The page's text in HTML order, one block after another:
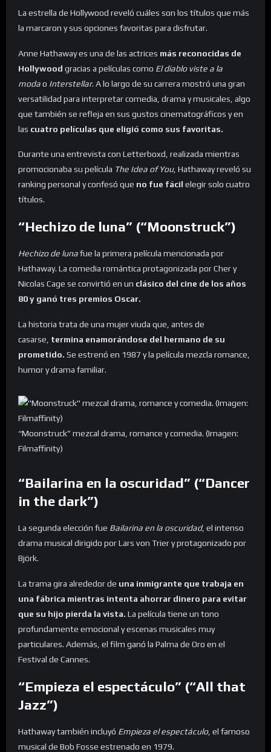
La estrella de Hollywood reveló cuáles son los títulos que más
la marcaron y sus opciones favoritas para disfrutar.
Anne Hathaway es una de las actrices más reconocidas de
Hollywood gracias a películas como El diablo viste a la
modao Interstellar. A lo largo de su carrera mostró una gran
versatilidad para interpretar comedia, drama y musicales, algo
que también se refleja en sus gustos cinematográficos y en
las cuatro películas que eligió como sus favoritas.
Durante una entrevista con Letterboxd, realizada mientras
promocionaba su película The Idea of You, Hathaway reveló su
ranking personal y confesó que no fue fácil elegir solo cuatro
títulos.
“Hechizo de luna” (“Moonstruck”)
Hechizo de lunafue la primera película mencionada por
Hathaway. La comedia romántica protagonizada por Cher y
Nicolas Cage se convirtió en un clásico del cine de los años
80 y ganó tres premios Oscar.
La historia trata de una mujer viuda que, antes de
casarse, termina enamorándose del hermano de su
prometido. Se estrenó en 1987 y la película mezcla romance,
humor y drama familiar.
“Moonstruck” mezcal drama, romance y comedia. (Imagen:
Filmaffinity)
“Bailarina en la oscuridad” (“Dancer
in the dark”)
La segunda elección fue Bailarina en la oscuridad, el intenso
drama musical dirigido por Lars von Trier y protagonizado por
Björk.
La trama gira alrededor de una inmigrante que trabaja en
una fábrica mientras intenta ahorrar dinero para evitar
que su hijo pierda la vista. La película tiene un tono
profundamente emocional y escenas musicales muy
particulares. Además, el film ganó la Palma de Oro en el
Festival de Cannes.
“Empieza el espectáculo” (“All that
Jazz”)
Hathaway también incluyó Empieza el espectáculo, el famoso
musical de Bob Fosse estrenado en 1979.